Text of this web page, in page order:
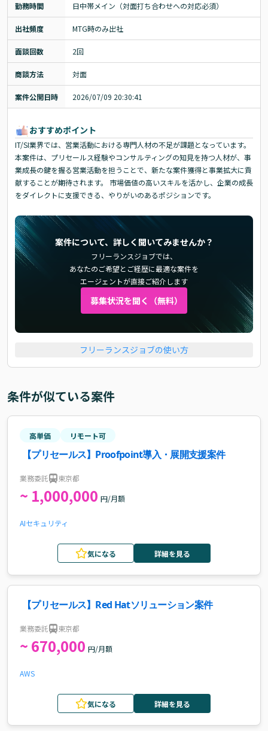
勤務時間 日中帯メイン（対面打ち合わせへの対応必須）
出社頻度 MTG時のみ出社
面談回数 2回
商談方法 対面
案件公開日時 2026/07/09 20:30:41
おすすめポイント
IT/SI業界では、営業活動における専門人材の不足が課題となっています。
本案件は、プリセールス経験やコンサルティングの知見を持つ人材が、事
業成長の鍵を握る営業活動を担うことで、新たな案件獲得と事業拡大に貢
献することが期待されます。 市場価値の高いスキルを活かし、企業の成長
をダイレクトに支援できる、やりがいのあるポジションです。
案件について、詳しく聞いてみませんか？
フリーランスジョブでは、
あなたのご希望とご経歴に最適な案件を
エージェントが直接ご紹介します
募集状況を聞く（無料）
フリーランスジョブの使い方
条件が似ている案件
高単価 リモート可
【プリセールス】Proofpoint導入・展開支援案件
業務委託 東京都
~ 1,000,000 円/月額
AIセキュリティ
気になる 詳細を見る
【プリセールス】Red Hatソリューション案件
業務委託 東京都
~ 670,000 円/月額
AWS
気になる 詳細を見る